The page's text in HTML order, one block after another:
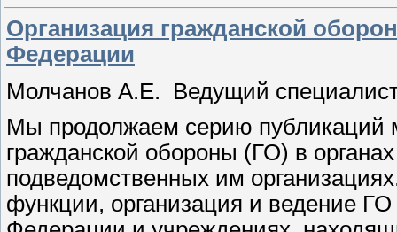
Организация гражданской
Федерации
Молчанов А.Е. Ведущий
Мы продолжаем серию публикаций
гражданской обороны (ГО) в
подведомственных им
функции, организация и ведение